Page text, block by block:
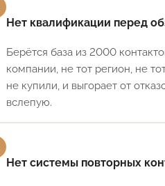
Нет квалификации перед
Берётся база из 2000
компании, не тот регион, не
не купили, и выгорает от
вслепую.
Нет системы повторных